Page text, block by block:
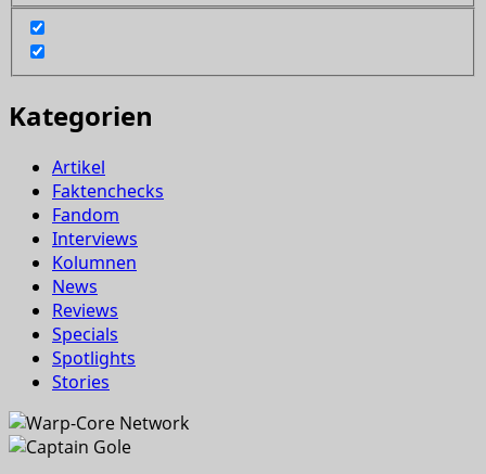
Kategorien
Artikel
Faktenchecks
Fandom
Interviews
Kolumnen
News
Reviews
Specials
Spotlights
Stories